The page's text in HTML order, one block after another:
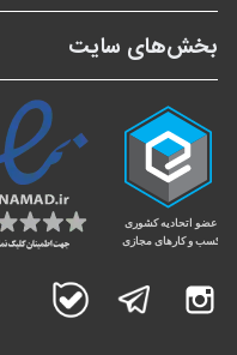
بخش‌های سایت
اینستاگرام تلگرام